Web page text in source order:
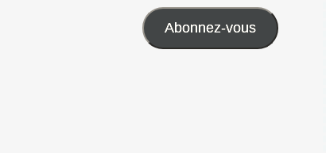
Abonnez-vous